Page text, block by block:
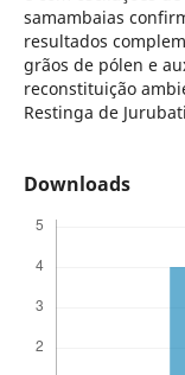
samambaias
resultados
grãos de pólen e
reconstituição
Restinga de
Downloads